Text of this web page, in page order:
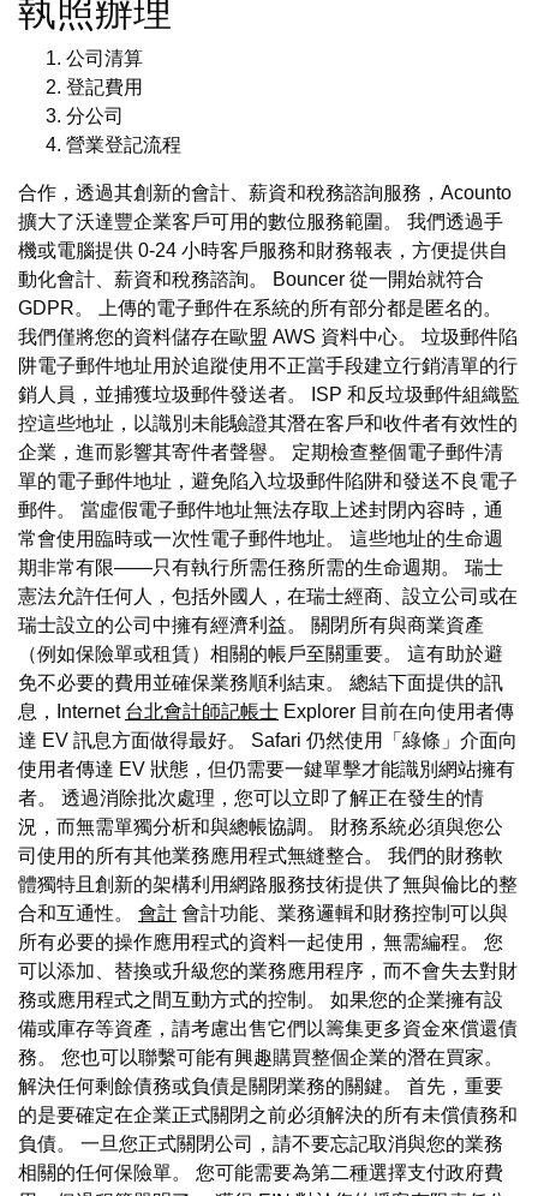
執照辦理
公司清算
登記費用
分公司
營業登記流程
合作，透過其創新的會計、薪資和稅務諮詢服務，Acounto
擴大了沃達豐企業客戶可用的數位服務範圍。 我們透過手
機或電腦提供 0-24 小時客戶服務和財務報表，方便提供自
動化會計、薪資和稅務諮詢。 Bouncer 從一開始就符合
GDPR。 上傳的電子郵件在系統的所有部分都是匿名的。
我們僅將您的資料儲存在歐盟 AWS 資料中心。 垃圾郵件陷
阱電子郵件地址用於追蹤使用不正當手段建立行銷清單的行
銷人員，並捕獲垃圾郵件發送者。 ISP 和反垃圾郵件組織監
控這些地址，以識別未能驗證其潛在客戶和收件者有效性的
企業，進而影響其寄件者聲譽。 定期檢查整個電子郵件清
單的電子郵件地址，避免陷入垃圾郵件陷阱和發送不良電子
郵件。 當虛假電子郵件地址無法存取上述封閉內容時，通
常會使用臨時或一次性電子郵件地址。 這些地址的生命週
期非常有限——只有執行所需任務所需的生命週期。 瑞士
憲法允許任何人，包括外國人，在瑞士經商、設立公司或在
瑞士設立的公司中擁有經濟利益。 關閉所有與商業資產
（例如保險單或租賃）相關的帳戶至關重要。 這有助於避
免不必要的費用並確保業務順利結束。 總結下面提供的訊
息，Internet 台北會計師記帳士 Explorer 目前在向使用者傳
達 EV 訊息方面做得最好。 Safari 仍然使用「綠條」介面向
使用者傳達 EV 狀態，但仍需要一鍵單擊才能識別網站擁有
者。 透過消除批次處理，您可以立即了解正在發生的情
況，而無需單獨分析和與總帳協調。 財務系統必須與您公
司使用的所有其他業務應用程式無縫整合。 我們的財務軟
體獨特且創新的架構利用網路服務技術提供了無與倫比的整
合和互通性。 會計 會計功能、業務邏輯和財務控制可以與
所有必要的操作應用程式的資料一起使用，無需編程。 您
可以添加、替換或升級您的業務應用程序，而不會失去對財
務或應用程式之間互動方式的控制。 如果您的企業擁有設
備或庫存等資產，請考慮出售它們以籌集更多資金來償還債
務。 您也可以聯繫可能有興趣購買整個企業的潛在買家。
解決任何剩餘債務或負債是關閉業務的關鍵。 首先，重要
的是要確定在企業正式關閉之前必須解決的所有未償債務和
負債。 一旦您正式關閉公司，請不要忘記取消與您的業務
相關的任何保險單。 您可能需要為第二種選擇支付政府費